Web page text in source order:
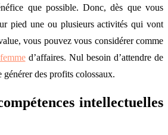
que possible. Donc, dès que vous
pied une ou plusieurs activités qui vont
vous pouvez vous considérer comme
d’affaires. Nul besoin d’attendre de
des profits colossaux.
intellectuelles